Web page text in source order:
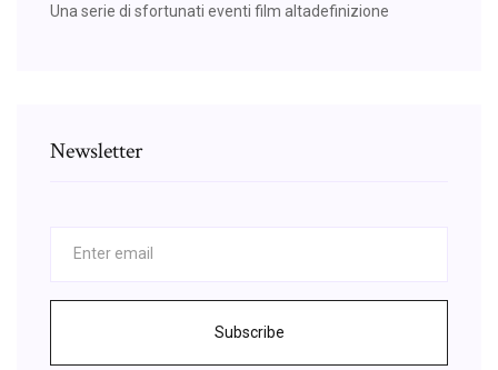
Una serie di sfortunati eventi film altadefinizione
Newsletter
Subscribe